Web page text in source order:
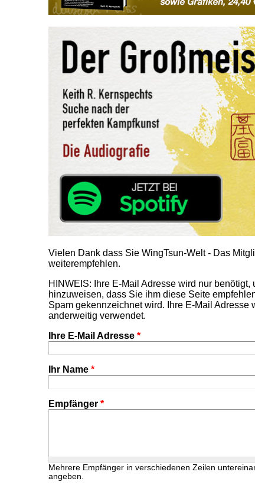
Vielen Dank dass Sie WingTsun-Welt - Das
weiterempfehlen.
HINWEIS: Ihre E-Mail Adresse wird nur benötigt,
hinzuweisen, dass Sie ihm diese Seite
Spam gekennzeichnet wird. Ihre E-Mail Adresse
anderweitig verwendet.
Ihre E-Mail Adresse *
Ihr Name *
Empfänger *
Mehrere Empfänger in verschiedenen Zeilen
angeben.